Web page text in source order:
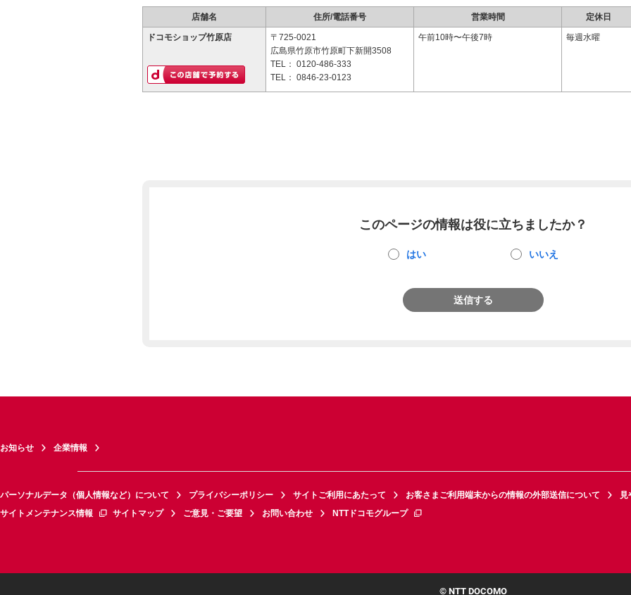
店舗名 住所/電話番号 営業時間 定休日
ドコモショップ竹原店
〒725-0021
広島県竹原市竹原町下新開3508
TEL： 0120-486-333
TEL： 0846-23-0123
午前10時〜午後7時 毎週水曜
このページの情報は役に立ちましたか？
はい いいえ
送信する
お知らせ 企業情報
パーソナルデータ（個人情報など）について プライバシーポリシー サイトご利用にあたって お客さまご利用端末からの情報の外部送信について
見
サイトメンテナンス情報
サイトマップ ご意見・ご要望 お問い合わせ NTTドコモグループ
© NTT DOCOMO